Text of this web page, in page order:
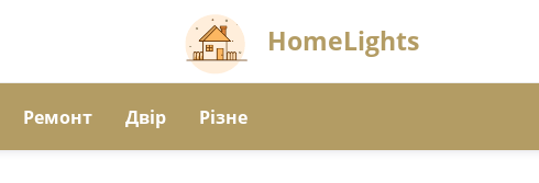
HomeLights
Ремонт Двір Різне